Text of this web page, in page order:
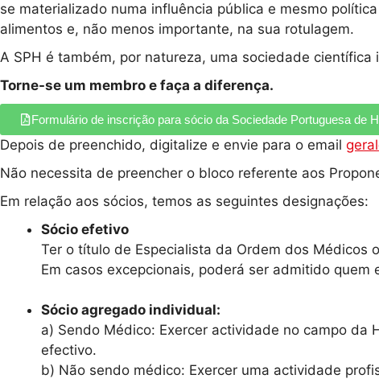
se materializado numa influência pública e mesmo
alimentos e, não menos importante, na sua rotulagem.
A SPH é também, por natureza, uma sociedade
Torne-se um membro e faça a diferença.
Formulário de inscrição para sócio da Sociedade Portuguesa de
Depois de preenchido, digitalize e envie para o email
Não necessita de preencher o bloco referente aos
Em relação aos sócios, temos as seguintes designações:
Sócio efetivo
Ter o título de Especialista da Ordem dos
Em casos excepcionais, poderá ser admitido
Sócio agregado individual:
a) Sendo Médico: Exercer actividade no campo
efectivo.
b) Não sendo médico: Exercer uma actividade